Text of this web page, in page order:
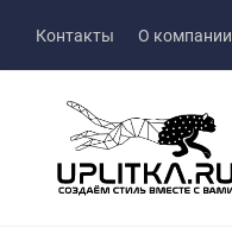
Контакты О компании